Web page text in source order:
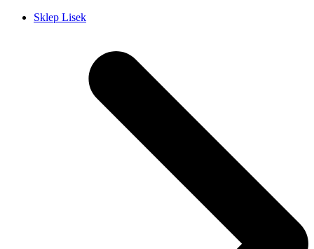
Sklep Lisek